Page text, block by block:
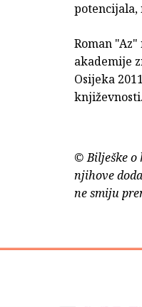
potencijala,
Roman
akademije
Osijeka
književnosti.
© Bilješke o
njihove
ne smiju